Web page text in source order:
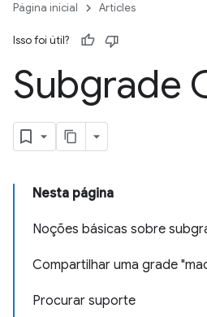
Página inicial Articles
Isso foi útil?
Subgrade
Nesta página
Noções básicas sobre
Compartilhar uma grade
Procurar suporte